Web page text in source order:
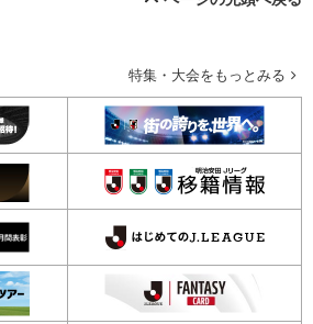
特集・大会をもっとみる